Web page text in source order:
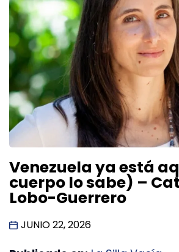
Venezuela ya está
cuerpo lo sabe) –
Lobo-Guerrero
JUNIO 22, 2026